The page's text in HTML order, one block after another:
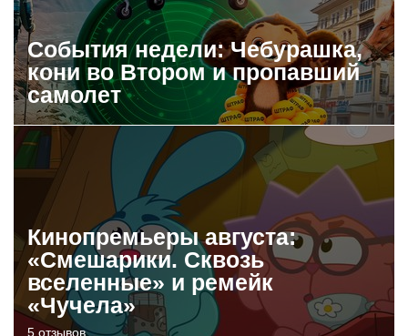
События недели: Чебурашка,
кони во Втором и пропавший
самолет
Кинопремьеры августа:
«Смешарики. Сквозь
вселенные» и ремейк
«Чучела»
5 отзывов